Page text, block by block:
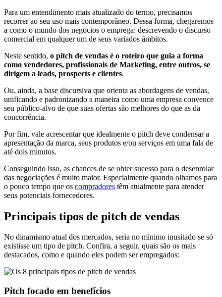
Para um entendimento mais atualizado do termo, precisamos
recorrer ao seu uso mais contemporâneo. Dessa forma, chegaremos
a como o mundo dos negócios o emprega: descrevendo o discurso
comercial em qualquer um de seus variados âmbitos.
Neste sentido, o pitch de vendas é o roteiro que guia a forma
como vendedores, profissionais de Marketing, entre outros, se
dirigem a leads, prospects e clientes.
Ou, ainda, a base discursiva que orienta as abordagens de vendas,
unificando e padronizando a maneira como uma empresa convence
seu público-alvo de que suas ofertas são melhores do que as da
concorrência.
Por fim, vale acrescentar que idealmente o pitch deve condensar a
apresentação da marca, seus produtos e/ou serviços em uma fala de
até dois minutos.
Conseguindo isso, as chances de se obter sucesso para o desenrolar
das negociações é muito maior. Especialmente quando olhamos para
o pouco tempo que os compradores têm atualmente para atender
seus potenciais fornecedores.
Principais tipos de pitch de vendas
No dinamismo atual dos mercados, seria no mínimo inusitado se só
existisse um tipo de pitch. Confira, a seguir, quais são os mais
destacados, como e quando eles podem ser empregados:
Pitch focado em benefícios